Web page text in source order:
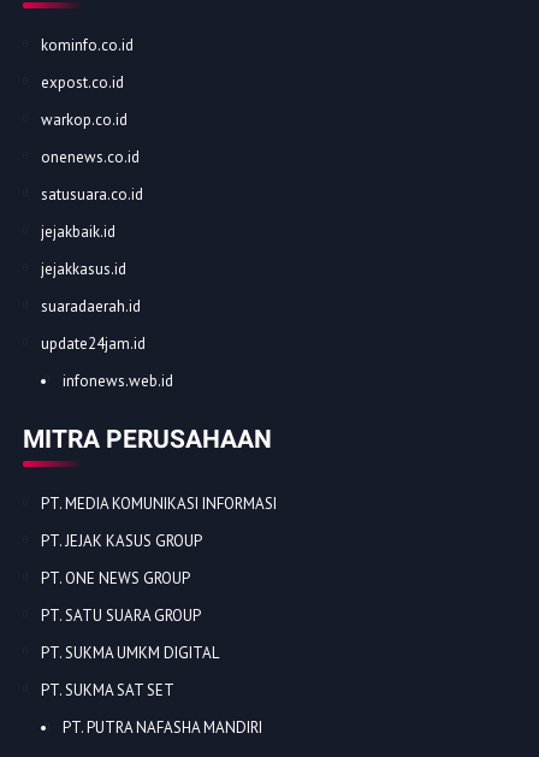
kominfo.co.id
expost.co.id
warkop.co.id
onenews.co.id
satusuara.co.id
jejakbaik.id
jejakkasus.id
suaradaerah.id
update24jam.id
infonews.web.id
MITRA PERUSAHAAN
PT. MEDIA KOMUNIKASI INFORMASI
PT. JEJAK KASUS GROUP
PT. ONE NEWS GROUP
PT. SATU SUARA GROUP
PT. SUKMA UMKM DIGITAL
PT. SUKMA SAT SET
PT. PUTRA NAFASHA MANDIRI